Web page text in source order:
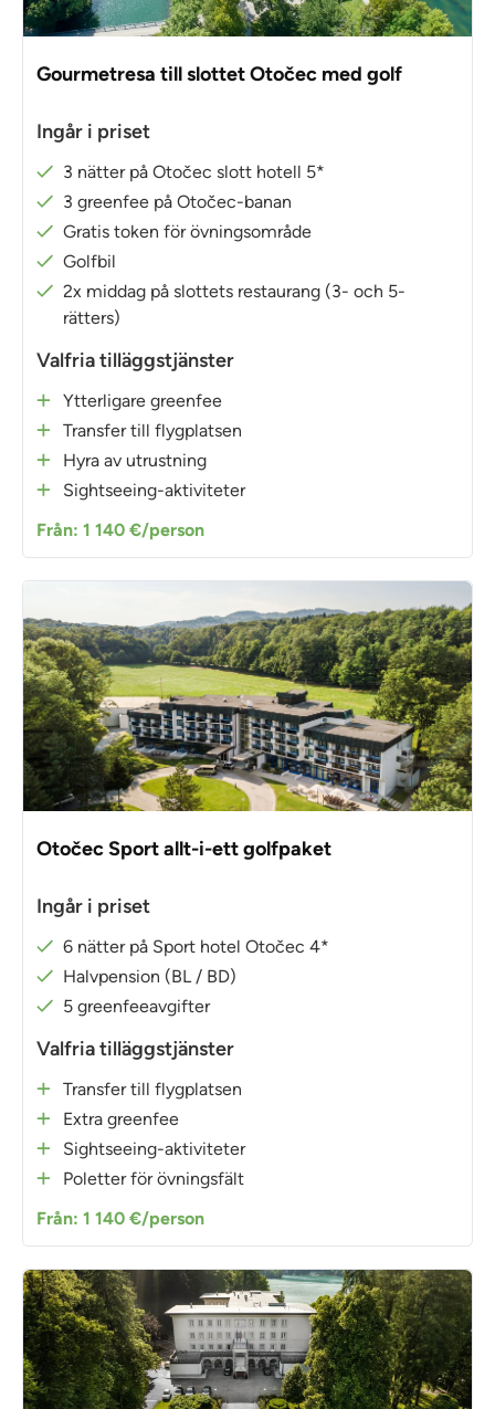
Gourmetresa till slottet Otočec med golf
Ingår i priset
3 nätter på Otočec slott hotell 5*
3 greenfee på Otočec-banan
Gratis token för övningsområde
Golfbil
2x middag på slottets restaurang (3- och 5-
rätters)
Valfria tilläggstjänster
Ytterligare greenfee
Transfer till flygplatsen
Hyra av utrustning
Sightseeing-aktiviteter
Från: 1 140 €/person
Otočec Sport allt-i-ett golfpaket
Ingår i priset
6 nätter på Sport hotel Otočec 4*
Halvpension (BL / BD)
5 greenfeeavgifter
Valfria tilläggstjänster
Transfer till flygplatsen
Extra greenfee
Sightseeing-aktiviteter
Poletter för övningsfält
Från: 1 140 €/person